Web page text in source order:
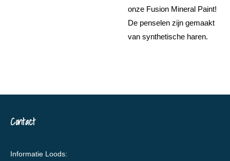
onze Fusion Mineral Paint!
De penselen zijn gemaakt
van synthetische haren.
Contact
Informatie Loods: